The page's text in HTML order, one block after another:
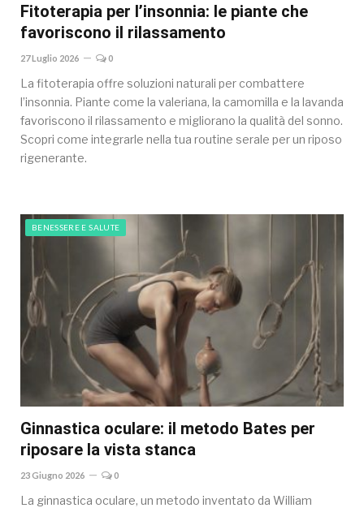
Fitoterapia per l’insonnia: le piante che
favoriscono il rilassamento
27 Luglio 2026 0
La fitoterapia offre soluzioni naturali per combattere
l’insonnia. Piante come la valeriana, la camomilla e la lavanda
favoriscono il rilassamento e migliorano la qualità del sonno.
Scopri come integrarle nella tua routine serale per un riposo
rigenerante.
BENESSERE E SALUTE
Ginnastica oculare: il metodo Bates per
riposare la vista stanca
23 Giugno 2026 0
La ginnastica oculare, un metodo inventato da William